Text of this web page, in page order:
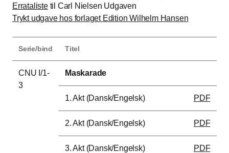
Erratalistetil Carl Nielsen Udgaven
Trykt udgave hos forlaget Edition Wilhelm Hansen
Serie/bind Titel
CNU I/1-
3
Maskarade
1. Akt (Dansk/Engelsk) PDF
2. Akt (Dansk/Engelsk) PDF
3. Akt (Dansk/Engelsk) PDF